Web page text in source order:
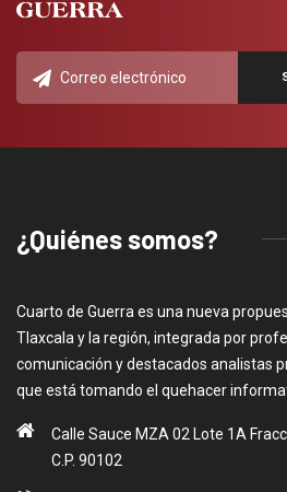
¿Quiénes somos?
Cuarto de Guerra es una nueva
Tlaxcala y la región, integrada por
comunicación y destacados analistas
que está tomando el quehacer
Calle Sauce MZA 02 Lote 1A
C.P. 90102